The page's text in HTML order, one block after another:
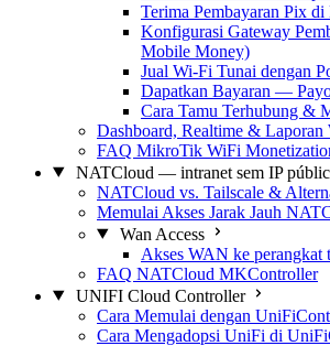
Terima Pembayaran Pix
Konfigurasi Gateway
Mobile Money)
Jual Wi-Fi Tunai dengan
Dapatkan Bayaran —
Cara Tamu Terhubung &
Dashboard, Realtime &
FAQ MikroTik WiFi
NATCloud — intranet sem IP
NATCloud vs. Tailscale &
Memulai Akses Jarak Jauh
Wan Access
Akses WAN ke perangkat
FAQ NATCloud MKController
UNIFI Cloud Controller
Cara Memulai dengan
Cara Mengadopsi UniFi di